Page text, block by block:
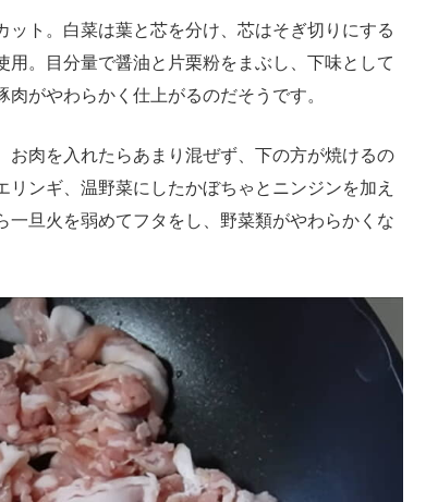
ト。白菜は葉と芯を分け、芯はそぎ切りにする
。目分量で醤油と片栗粉をまぶし、下味として
がやわらかく仕上がるのだそうです。
肉を入れたらあまり混ぜず、下の方が焼けるの
ンギ、温野菜にしたかぼちゃとニンジンを加え
旦火を弱めてフタをし、野菜類がやわらかくな